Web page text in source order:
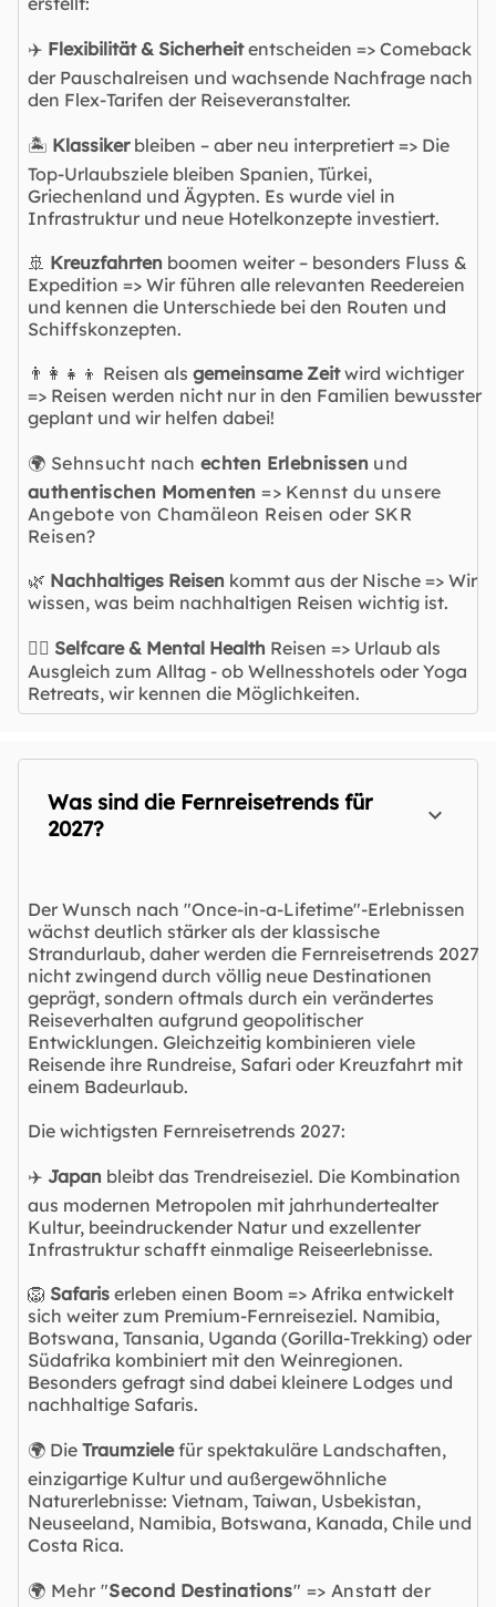
✈️ Flexibilität & Sicherheitentscheiden => Comeback
der Pauschalreisen und wachsende Nachfrage nach
den Flex-Tarifen der Reiseveranstalter.
🏝️ Klassiker bleiben – aber neu interpretiert => Die
Top-Urlaubsziele bleiben Spanien, Türkei,
Griechenland und Ägypten. Es wurde viel in
Infrastruktur und neue Hotelkonzepte investiert.
🚢 Kreuzfahrten boomen weiter – besonders Fluss &
Expedition => Wir führen alle relevanten Reedereien
und kennen die Unterschiede bei den Routen und
Schiffskonzepten.
👨‍👩‍👧‍👦 Reisen als gemeinsame Zeitwird wichtiger
=> Reisen werden nicht nur in den Familien bewusster
geplant und wir helfen dabei!
🌍 Sehnsucht nach echten Erlebnissen und
authentischen Momenten => Kennst du unsere
Angebote von Chamäleon Reisen oder SKR
Reisen?
🌿 Nachhaltiges Reisen kommt aus der Nische => Wir
wissen, was beim nachhaltigen Reisen wichtig ist.
🧘‍♀️ Selfcare & Mental Health Reisen => Urlaub als
Ausgleich zum Alltag - ob Wellnesshotels oder Yoga
Retreats, wir kennen die Möglichkeiten.
Was sind die Fernreisetrends für
2027?
Der Wunsch nach "Once-in-a-Lifetime"-Erlebnissen
wächst deutlich stärker als der klassische
Strandurlaub, daher werden die Fernreisetrends 2027
nicht zwingend durch völlig neue Destinationen
geprägt, sondern oftmals durch ein verändertes
Reiseverhalten aufgrund geopolitischer
Entwicklungen. Gleichzeitig kombinieren viele
Reisende ihre Rundreise, Safari oder Kreuzfahrt mit
einem Badeurlaub.
Die wichtigsten Fernreisetrends 2027:
✈️ Japan bleibt das Trendreiseziel. Die Kombination
aus modernen Metropolen mit jahrhundertealter
Kultur, beeindruckender Natur und exzellenter
Infrastruktur schafft einmalige Reiseerlebnisse.
🦁 Safaris erleben einen Boom => Afrika entwickelt
sich weiter zum Premium-Fernreiseziel. Namibia,
Botswana, Tansania, Uganda (Gorilla-Trekking) oder
Südafrika kombiniert mit den Weinregionen.
Besonders gefragt sind dabei kleinere Lodges und
nachhaltige Safaris.
🌍 Die Traumzielefür spektakuläre Landschaften,
einzigartige Kultur und außergewöhnliche
Naturerlebnisse: Vietnam, Taiwan, Usbekistan,
Neuseeland, Namibia, Botswana, Kanada, Chile und
Costa Rica.
🌍 Mehr "Second Destinations" => Anstatt der